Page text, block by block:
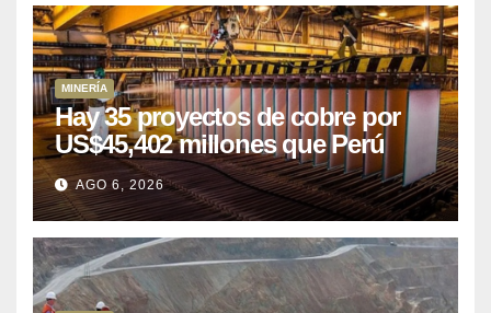
MINERÍA
Hay 35 proyectos de cobre por
US$45,402 millones que Perú
puede aprovechar
AGO 6, 2026